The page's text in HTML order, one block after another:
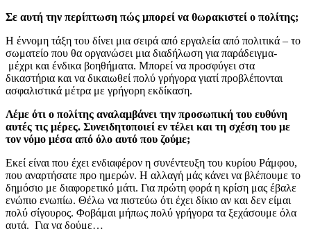
Σε αυτή την περίπτωση πώς μπορεί να θωρακιστεί ο πολίτης;
Η έννομη τάξη του δίνει μια σειρά από εργαλεία από πολιτικά – το
σωματείο που θα οργανώσει μια διαδήλωση για παράδειγμα-
μέχρι και ένδικα βοηθήματα. Μπορεί να προσφύγει στα
δικαστήρια και να δικαιωθεί πολύ γρήγορα γιατί προβλέπονται
ασφαλιστικά μέτρα με γρήγορη εκδίκαση.
Λέμε ότι ο πολίτης αναλαμβάνει την προσωπική του ευθύνη
αυτές τις μέρες. Συνειδητοποιεί εν τέλει και τη σχέση του με
τον νόμο μέσα από όλο αυτό που ζούμε;
Εκεί είναι που έχει ενδιαφέρον η συνέντευξη του κυρίου Ράμφου,
που αναρτήσατε προ ημερών. Η αλλαγή μάς κάνει να βλέπουμε το
δημόσιο με διαφορετικό μάτι. Για πρώτη φορά η κρίση μας έβαλε
ενώπιο ενωπίω. Θέλω να πιστεύω ότι έχει δίκιο αν και δεν είμαι
πολύ σίγουρος. Φοβάμαι μήπως πολύ γρήγορα τα ξεχάσουμε όλα
αυτά. Για να δούμε…